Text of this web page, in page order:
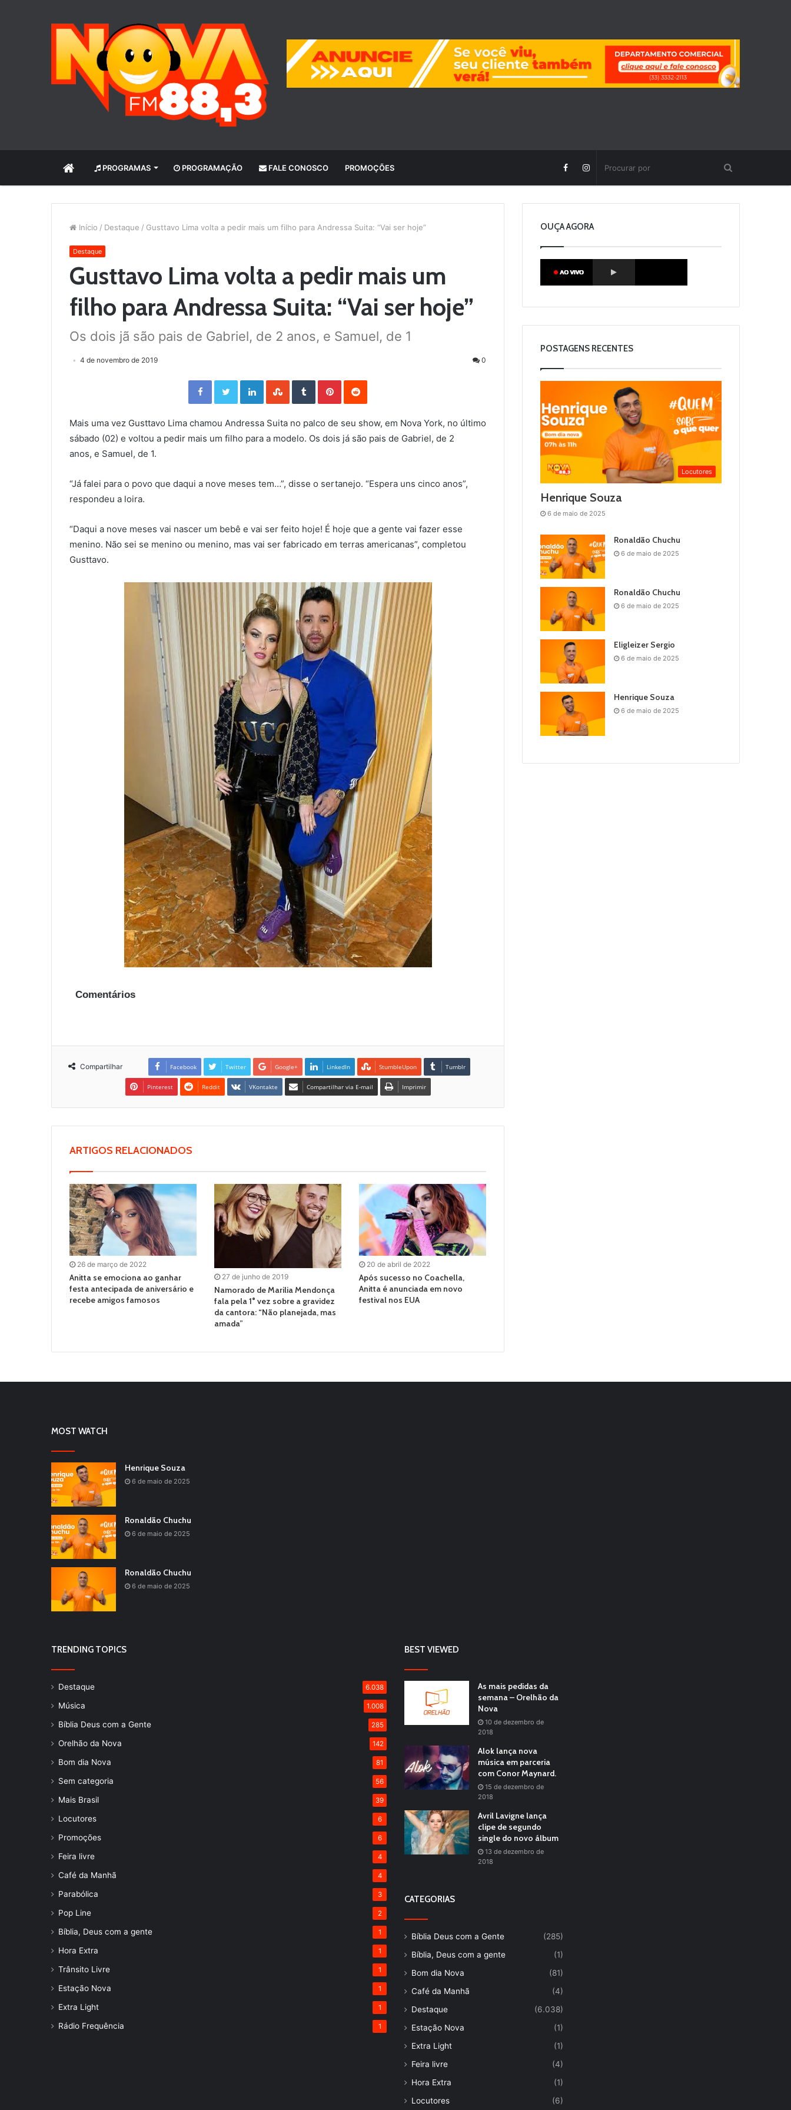
INÍCIO PROGRAMAS PROGRAMAÇÃO FALE CONOSCO PROMOÇÕES
Início / Destaque / Gusttavo Lima volta a pedir mais um filho para Andressa Suita: “Vai ser hoje”
Destaque
Gusttavo Lima volta a pedir mais um
filho para Andressa Suita: “Vai ser hoje”
Os dois jã são pais de Gabriel, de 2 anos, e Samuel, de 1
4 de novembro de 2019 0
Facebook Twitter LinkedIn StumbleUpon Tumblr Pinterest
Mais uma vez Gusttavo Lima chamou Andressa Suita no palco de seu show, em Nova York, no último
sábado (02) e voltou a pedir mais um filho para a modelo. Os dois já são pais de Gabriel, de 2
anos, e Samuel, de 1.
“Já falei para o povo que daqui a nove meses tem…”, disse o sertanejo. “Espera uns cinco anos”,
respondeu a loira.
“Daqui a nove meses vai nascer um bebê e vai ser feito hoje! É hoje que a gente vai fazer esse
menino. Não sei se menino ou menino, mas vai ser fabricado em terras americanas”, completou
Gusttavo.
Comentários
Compartilhar Facebook Twitter Google+ LinkedIn StumbleUpon Tumblr
Pinterest Reddit VKontakte Compartilhar via E-mail Imprimir
ARTIGOS RELACIONADOS
26 de março de 2022
Anitta se emociona ao ganhar
festa antecipada de aniversário e
recebe amigos famosos
27 de junho de 2019
Namorado de Marilia Mendonça
fala pela 1° vez sobre a gravidez
da cantora: “Não planejada, mas
amada”
20 de abril de 2022
Após sucesso no Coachella,
Anitta é anunciada em novo
festival nos EUA
OUÇA AGORA
POSTAGENS RECENTES
Locutores
Henrique Souza
6 de maio de 2025
Ronaldão Chuchu
6 de maio de 2025
Ronaldão Chuchu
6 de maio de 2025
Eligleizer Sergio
6 de maio de 2025
Henrique Souza
6 de maio de 2025
MOST WATCH
Henrique Souza
6 de maio de 2025
Ronaldão Chuchu
6 de maio de 2025
Ronaldão Chuchu
6 de maio de 2025
TRENDING TOPICS
Destaque 6.038
Música 1.008
Bíblia Deus com a Gente 285
Orelhão da Nova 142
Bom dia Nova 81
Sem categoria 56
Mais Brasil 39
Locutores 6
Promoções 6
Feira livre 4
Café da Manhã 4
Parabólica 3
Pop Line 2
Bíblia, Deus com a gente 1
Hora Extra 1
Trânsito Livre 1
Estação Nova 1
Extra Light 1
Rádio Frequência 1
BEST VIEWED
As mais pedidas da
semana – Orelhão da
Nova
10 de dezembro de
2018
Alok lança nova
música em parceria
com Conor Maynard.
15 de dezembro de
2018
Avril Lavigne lança
clipe de segundo
single do novo álbum
13 de dezembro de
2018
CATEGORIAS
Bíblia Deus com a Gente
(285)
Bíblia, Deus com a gente
(1)
Bom dia Nova
(81)
Café da Manhã
(4)
Destaque
(6.038)
Estação Nova
(1)
Extra Light
(1)
Feira livre
(4)
Hora Extra
(1)
Locutores
(6)